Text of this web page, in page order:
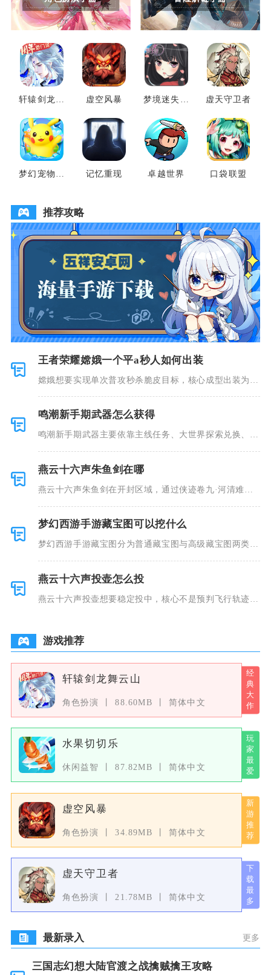
轩辕剑龙舞
虚空风暴
梦境迷失之
虚天守卫者
梦幻宠物联
记忆重现 卓越世界 口袋联盟
推荐攻略
王者荣耀嫦娥一个平a秒人如何出装
嫦娥想要实现单次普攻秒杀脆皮目标，核心成型出装为秘
鸣潮新手期武器怎么获得
鸣潮新手期武器主要依靠主线任务、大世界探索兑换、锻
燕云十六声朱鱼剑在哪
燕云十六声朱鱼剑在开封区域，通过侠迹卷九·河清难俟
梦幻西游手游藏宝图可以挖什么
梦幻西游手游藏宝图分为普通藏宝图与高级藏宝图两类，
燕云十六声投壶怎么投
燕云十六声投壶想要稳定投中，核心不是预判飞行轨迹，
游戏推荐
轩辕剑龙舞云山
角色扮演 88.60MB 简体中文
水果切切乐
休闲益智 87.82MB 简体中文
虚空风暴
角色扮演 34.89MB 简体中文
虚天守卫者
角色扮演 21.78MB 简体中文
最新录入 更多
三国志幻想大陆官渡之战擒贼擒王攻略